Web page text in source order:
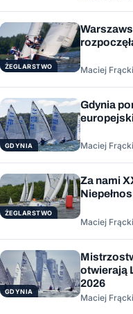
ŻEGLARSTWO Maciej
GDYNIA
Gdynia
Maciej
ŻEGLARSTWO
Za nami
Maciej
GDYNIA
otwierają
2026
Maciej